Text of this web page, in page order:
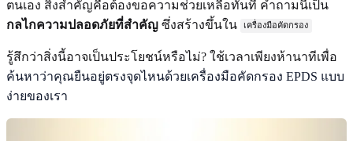
ตนเอง สิ่งสำคัญคือต้องขอความช่วยเหลือทันที คำถามนี้เป็น
กลไกความปลอดภัยที่สำคัญ ซึ่งสร้างขึ้นใน เครื่องมือคัดกรอง
รู้สึกว่าสิ่งนี้อาจเป็นประโยชน์หรือไม่? ใช้เวลาเพียงห้านาทีเพื่อ
ค้นหาว่าคุณยืนอยู่ตรงจุดไหนด้วยเครื่องมือคัดกรอง EPDS แบบ
ง่ายของเรา